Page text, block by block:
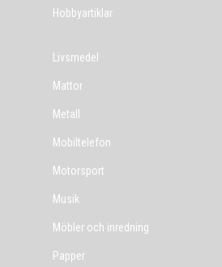
Hobbyartiklar
Livsmedel
Mattor
Metall
Mobiltelefon
Motorsport
Musik
Möbler och inredning
Papper